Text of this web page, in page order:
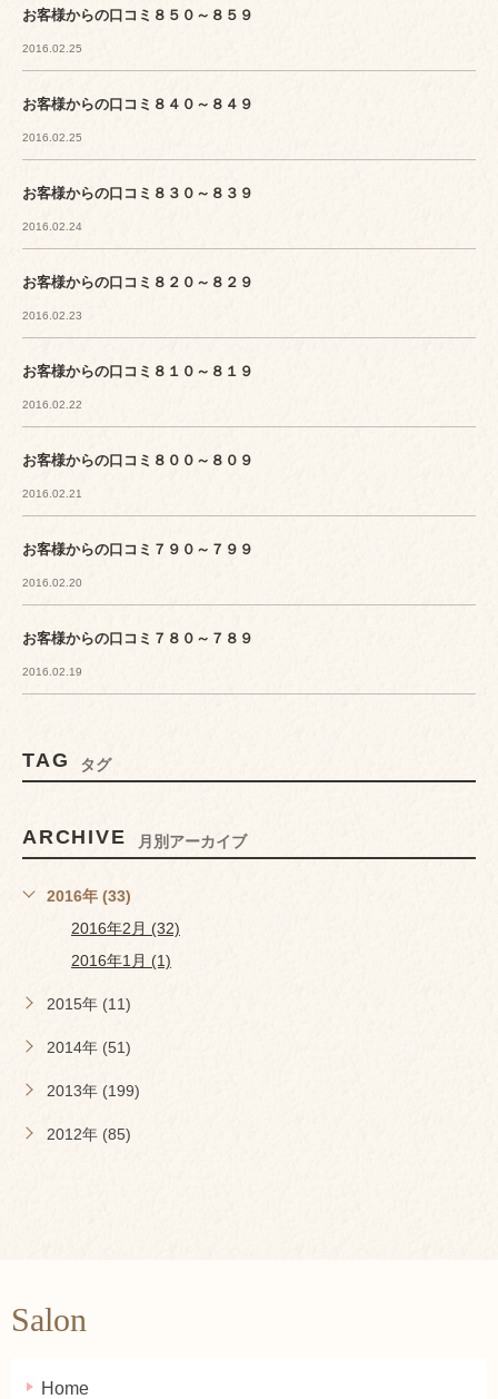
お客様からの口コミ８５０～８５９
2016.02.25
お客様からの口コミ８４０～８４９
2016.02.25
お客様からの口コミ８３０～８３９
2016.02.24
お客様からの口コミ８２０～８２９
2016.02.23
お客様からの口コミ８１０～８１９
2016.02.22
お客様からの口コミ８００～８０９
2016.02.21
お客様からの口コミ７９０～７９９
2016.02.20
お客様からの口コミ７８０～７８９
2016.02.19
TAG タグ
ARCHIVE 月別アーカイブ
2016年 (33)
2016年2月 (32)
2016年1月 (1)
2015年 (11)
2014年 (51)
2013年 (199)
2012年 (85)
Salon
Home